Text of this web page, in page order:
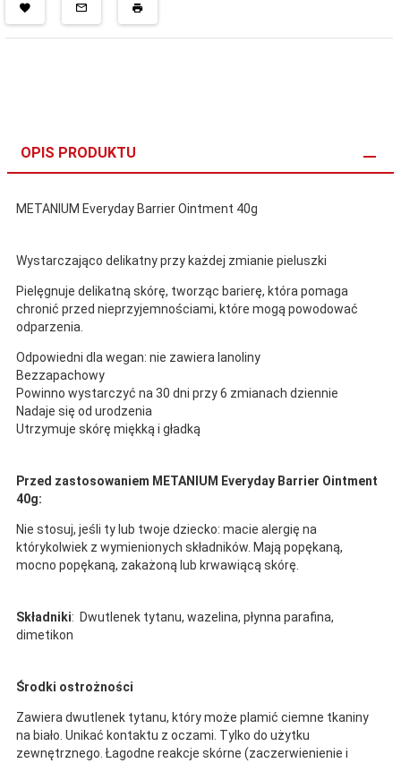
OPIS PRODUKTU
METANIUM Everyday Barrier Ointment 40g
Wystarczająco delikatny przy każdej zmianie pieluszki
Pielęgnuje delikatną skórę, tworząc barierę, która pomaga
chronić przed nieprzyjemnościami, które mogą powodować
odparzenia.
Odpowiedni dla wegan: nie zawiera lanoliny
Bezzapachowy
Powinno wystarczyć na 30 dni przy 6 zmianach dziennie
Nadaje się od urodzenia
Utrzymuje skórę miękką i gładką
Przed zastosowaniem METANIUM Everyday Barrier Ointment
40g:
Nie stosuj, jeśli ty lub twoje dziecko: macie alergię na
którykolwiek z wymienionych składników. Mają popękaną,
mocno popękaną, zakażoną lub krwawiącą skórę.
Składniki: Dwutlenek tytanu, wazelina, płynna parafina,
dimetikon
Środki ostrożności
Zawiera dwutlenek tytanu, który może plamić ciemne tkaniny
na biało. Unikać kontaktu z oczami. Tylko do użytku
zewnętrznego. Łagodne reakcje skórne (zaczerwienienie i